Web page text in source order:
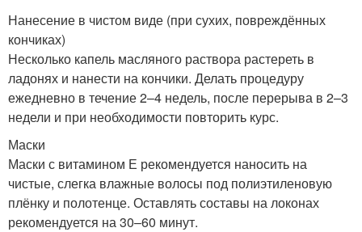
Быстрая маска Перцовая маска
Домашние маски
Маска для
сумасшедшего роста
Нанесение в чистом виде (при сухих, повреждённых
кончиках)
Несколько капель масляного раствора растереть в
ладонях и нанести на кончики. Делать процедуру
ежедневно в течение 2–4 недель, после перерыва в 2–3
недели и при необходимости повторить курс.
Маски
Маски с витамином Е рекомендуется наносить на
чистые, слегка влажные волосы под полиэтиленовую
плёнку и полотенце. Оставлять составы на локонах
рекомендуется на 30–60 минут.